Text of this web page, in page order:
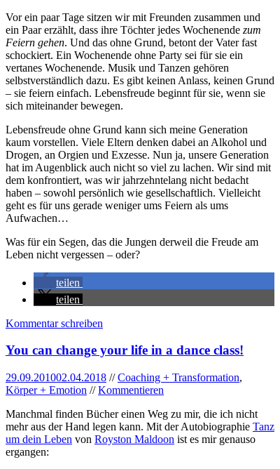
Vor ein paar Tage sitzen wir mit Freunden zusammen und
ein Paar erzählt, dass ihre Töchter jedes Wochenende zum
Feiern gehen. Und das ohne Grund, betont der Vater fast
schockiert. Ein Wochenende ohne Party sei für sie ein
vertanes Wochenende. Musik und Tanzen gehören
selbstverständlich dazu. Es gibt keinen Anlass, keinen Grund
– sie feiern einfach. Lebensfreude beginnt für sie, wenn sie
sich miteinander bewegen.
Lebensfreude ohne Grund kann sich meine Generation
kaum vorstellen. Viele Eltern denken dabei an Alkohol und
Drogen, an Orgien und Exzesse. Nun ja, unsere Generation
hat im Augenblick auch nicht so viel zu lachen. Wir sind mit
dem konfrontiert, was wir jahrzehntelang nicht bedacht
haben – sowohl persönlich wie gesellschaftlich. Vielleicht
geht es für uns gerade weniger ums Feiern als ums
Aufwachen…
Was für ein Segen, das die Jungen derweil die Freude am
Leben nicht vergessen – oder?
teilen
teilen
Kommentar schreiben
You can change your life in a dance class!
29.09.201002.04.2018 //Coaching + Transformation,
Körper + Emotion //Kommentieren
Manchmal finden Bücher einen Weg zu mir, die ich nicht
mehr aus der Hand legen kann. Mit der Autobiographie Tanz
um dein Leben von Royston Maldoon ist es mir genauso
ergangen: